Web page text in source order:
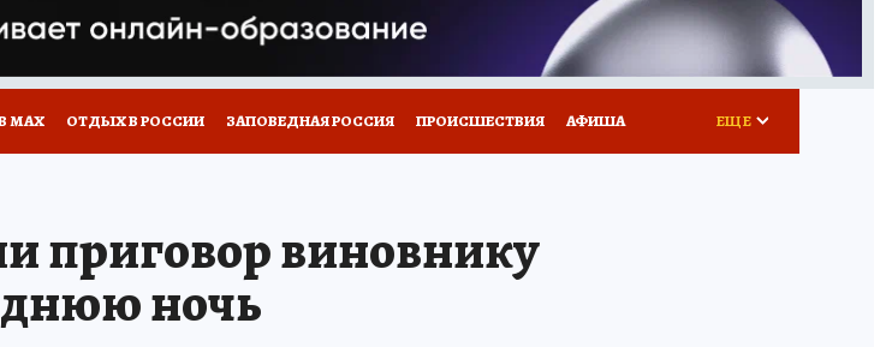
МАХ ОТДЫХ В РОССИИ ЗАПОВЕДНАЯ РОССИЯ ПРОИСШЕСТВИЯ АФИША ЕЩЕ
приговор виновнику
ночь